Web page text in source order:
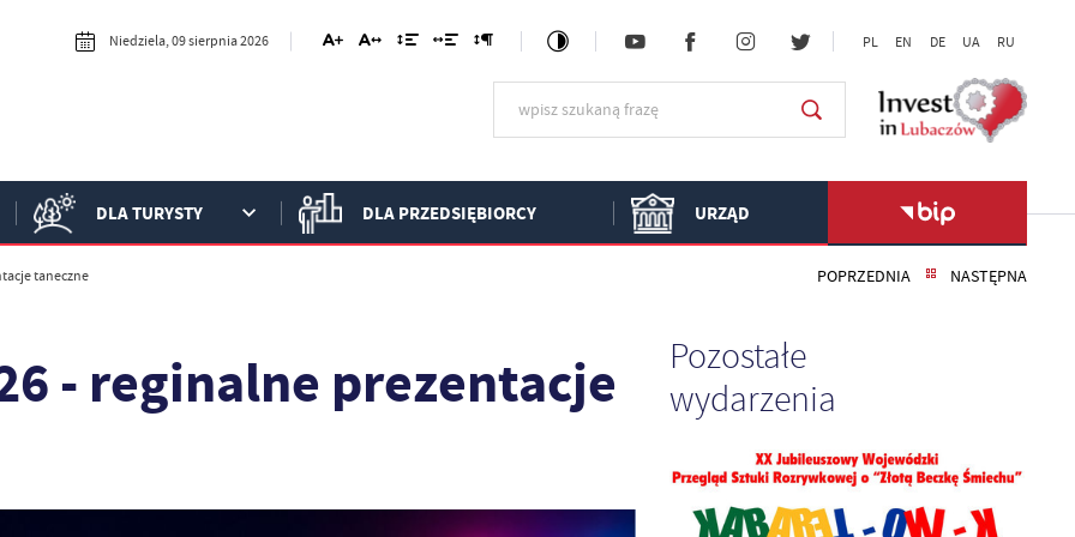
Niedziela, 09 sierpnia 2026 PL EN DE UA RU
DLA TURYSTY DLA PRZEDSIĘBIORCY URZĄD
taneczne POPRZEDNIA NASTĘPNA
- reginalne prezentacje
Pozostałe
wydarzenia